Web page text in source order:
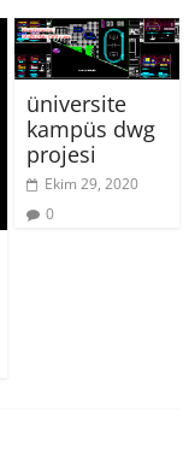
üniversite
kampüs dwg
projesi
Ekim 29, 2020
0